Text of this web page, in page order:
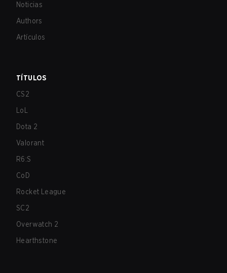
Noticias
Authors
Artículos
TÍTULOS
CS2
LoL
Dota 2
Valorant
R6:S
CoD
Rocket League
SC2
Overwatch 2
Hearthstone